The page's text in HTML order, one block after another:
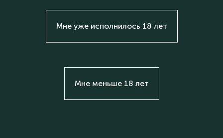
Мне уже исполнилось 18 лет
Мне меньше 18 лет